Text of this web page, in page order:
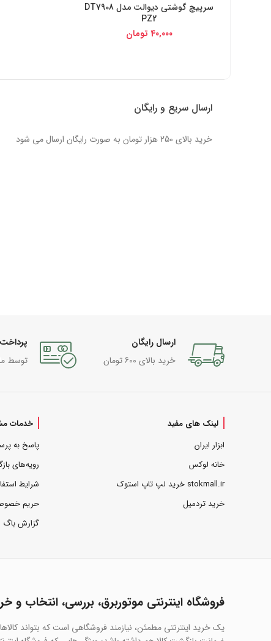
خرید از دیجی کالا سرپیچ گوشتی دیوالت مدل DT7908
PZ2
40,000 تومان
ارسال سریع و رایگان
خرید بالای 250 هزار تومان به صورت رایگان ارسال می شود
ارسال رایگان
خرید بالای 600 تومان
توسط
لینک های مفید
ابزار ایران
خانه لوکس
stokmall.ir خرید لپ تاپ استوک
خرید تردمیل
خدمات
پاسخ به
رویه‌های
شرایط
حریم
گزارش باگ
فروشگاه اینترنتی موتوربرق، بررسی، انتخاب و
یک خرید اینترنتی مطمئن، نیازمند فروشگاهی است که بتواند